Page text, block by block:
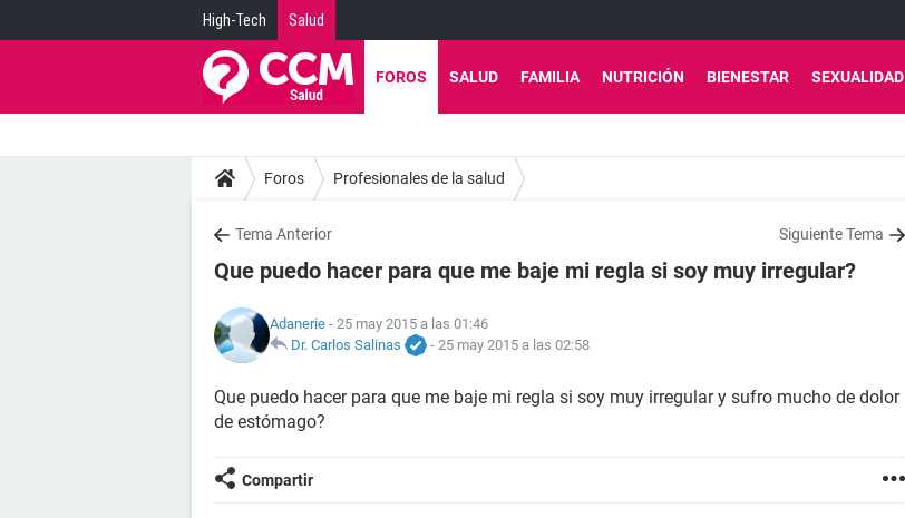
High-Tech Salud
FOROS SALUD FAMILIA NUTRICIÓN BIENESTAR SEXUALIDAD
Foros Profesionales de la salud
Tema Anterior Siguiente Tema
Que puedo hacer para que me baje mi regla si soy muy irregular?
Adanerie - 25 may 2015 a las 01:46
Dr. Carlos Salinas
- 25 may 2015 a las 02:58
Que puedo hacer para que me baje mi regla si soy muy irregular y sufro mucho de dolor
de estómago?
Compartir